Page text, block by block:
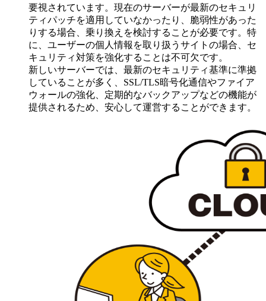
要視されています。現在のサーバーが最新のセキュリ
ティパッチを適用していなかったり、脆弱性があった
りする場合、乗り換えを検討することが必要です。特
に、ユーザーの個人情報を取り扱うサイトの場合、セ
キュリティ対策を強化することは不可欠です。
新しいサーバーでは、最新のセキュリティ基準に準拠
していることが多く、SSL/TLS暗号化通信やファイア
ウォールの強化、定期的なバックアップなどの機能が
提供されるため、安心して運営することができます。